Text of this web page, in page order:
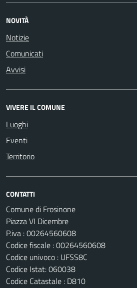
NOVITÀ
Notizie
Comunicati
Avvisi
VIVERE IL COMUNE
Luoghi
Eventi
Territorio
CONTATTI
Comune di Frosinone
Piazza VI Dicembre
P.iva : 00264560608
Codice fiscale : 00264560608
Codice univoco : UFSS8C
Codice Istat: 060038
Codice Catastale : D810